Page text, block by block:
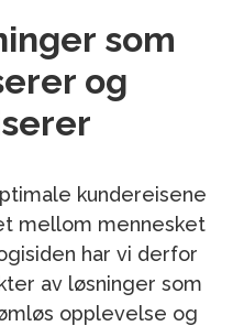
som
og
kundereisene
mellom mennesket
har vi derfor
av løsninger som
opplevelse og